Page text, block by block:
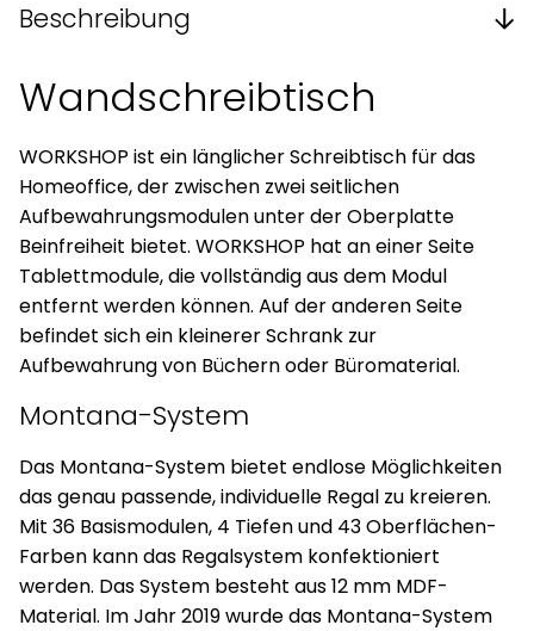
Beschreibung
Wandschreibtisch
WORKSHOP ist ein länglicher Schreibtisch für das
Homeoffice, der zwischen zwei seitlichen
Aufbewahrungsmodulen unter der Oberplatte
Beinfreiheit bietet. WORKSHOP hat an einer Seite
Tablettmodule, die vollständig aus dem Modul
entfernt werden können. Auf der anderen Seite
befindet sich ein kleinerer Schrank zur
Aufbewahrung von Büchern oder Büromaterial.
Montana-System
Das Montana-System bietet endlose Möglichkeiten
das genau passende, individuelle Regal zu kreieren.
Mit 36 Basismodulen, 4 Tiefen und 43 Oberflächen-
Farben kann das Regalsystem konfektioniert
werden. Das System besteht aus 12 mm MDF-
Material. Im Jahr 2019 wurde das Montana-System